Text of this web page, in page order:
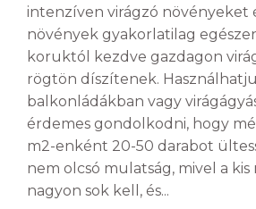
intenzíven virágzó növényeket
növények gyakorlatilag
koruktól kezdve gazdagon
rögtön díszítenek.
balkonládákban vagy
érdemes gondolkodni, hogy
m2-enként 20-50 darabot
nem olcsó mulatság, mivel a kis
nagyon sok kell, és...